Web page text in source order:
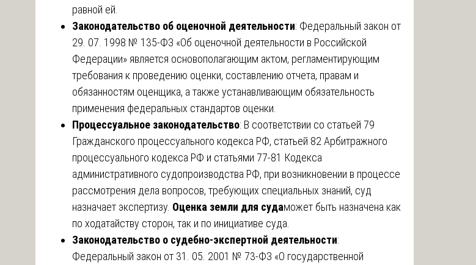
равной ей.
Законодательство об оценочной деятельности: Федеральный закон от
29. 07. 1998 № 135-ФЗ «Об оценочной деятельности в Российской
Федерации» является основополагающим актом, регламентирующим
требования к проведению оценки, составлению отчета, правам и
обязанностям оценщика, а также устанавливающим обязательность
применения федеральных стандартов оценки.
Процессуальное законодательство: В соответствии со статьей 79
Гражданского процессуального кодекса РФ, статьей 82 Арбитражного
процессуального кодекса РФ и статьями 77-81 Кодекса
административного судопроизводства РФ, при возникновении в процессе
рассмотрения дела вопросов, требующих специальных знаний, суд
назначает экспертизу. Оценка земли для судаможет быть назначена как
по ходатайству сторон, так и по инициативе суда.
Законодательство о судебно-экспертной деятельности:
Федеральный закон от 31. 05. 2001 № 73-ФЗ «О государственной